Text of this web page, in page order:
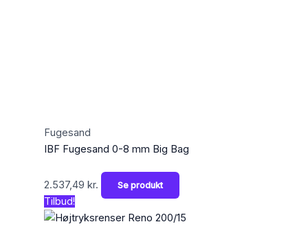
Fugesand
IBF Fugesand 0-8 mm Big Bag
2.537,49 kr. Se produkt
Tilbud!